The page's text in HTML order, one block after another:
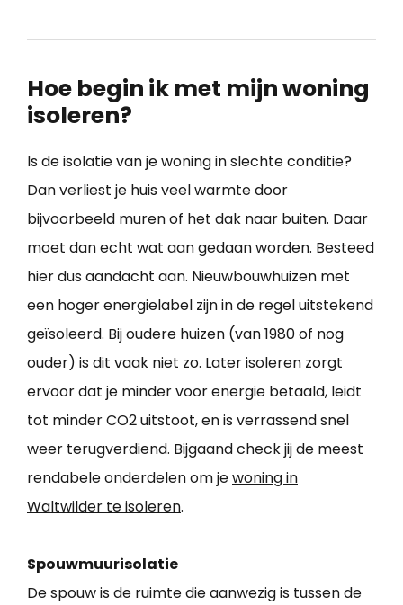
Hoe begin ik met mijn woning
isoleren?
Is de isolatie van je woning in slechte conditie?
Dan verliest je huis veel warmte door
bijvoorbeeld muren of het dak naar buiten. Daar
moet dan echt wat aan gedaan worden. Besteed
hier dus aandacht aan. Nieuwbouwhuizen met
een hoger energielabel zijn in de regel uitstekend
geïsoleerd. Bij oudere huizen (van 1980 of nog
ouder) is dit vaak niet zo. Later isoleren zorgt
ervoor dat je minder voor energie betaald, leidt
tot minder CO2 uitstoot, en is verrassend snel
weer terugverdiend. Bijgaand check jij de meest
rendabele onderdelen om jewoning in
Waltwilder te isoleren.
Spouwmuurisolatie
De spouw is de ruimte die aanwezig is tussen de